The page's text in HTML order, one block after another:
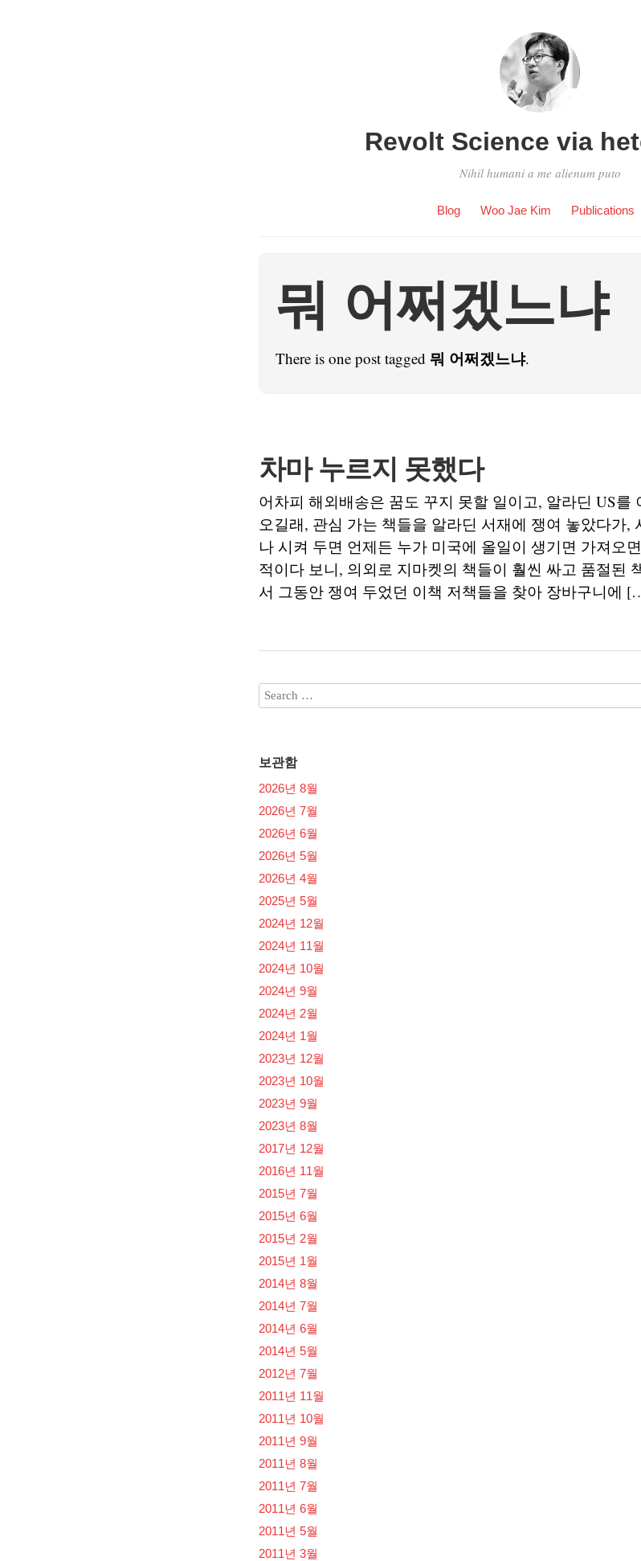
Revolt Science via
Nihil humani a me alienum puto
Blog Woo Jae Kim Publications
뭐 어쩌겠느냐
There is one post tagged 뭐 어쩌겠느냐.
차마 누르지 못했다
어차피 해외배송은 꿈도 꾸지 못할 일이고, 알라딘 US를
오길래, 관심 가는 책들을 알라딘 서재에 쟁여 놓았다가,
나 시켜 두면 언제든 누가 미국에 올일이 생기면 가져오
적이다 보니, 의외로 지마켓의 책들이 훨씬 싸고 품절된
서 그동안 쟁여 두었던 이책 저책들을 찾아 장바구니에
보관함
2026년 8월
2026년 7월
2026년 6월
2026년 5월
2026년 4월
2025년 5월
2024년 12월
2024년 11월
2024년 10월
2024년 9월
2024년 2월
2024년 1월
2023년 12월
2023년 10월
2023년 9월
2023년 8월
2017년 12월
2016년 11월
2015년 7월
2015년 6월
2015년 2월
2015년 1월
2014년 8월
2014년 7월
2014년 6월
2014년 5월
2012년 7월
2011년 11월
2011년 10월
2011년 9월
2011년 8월
2011년 7월
2011년 6월
2011년 5월
2011년 3월